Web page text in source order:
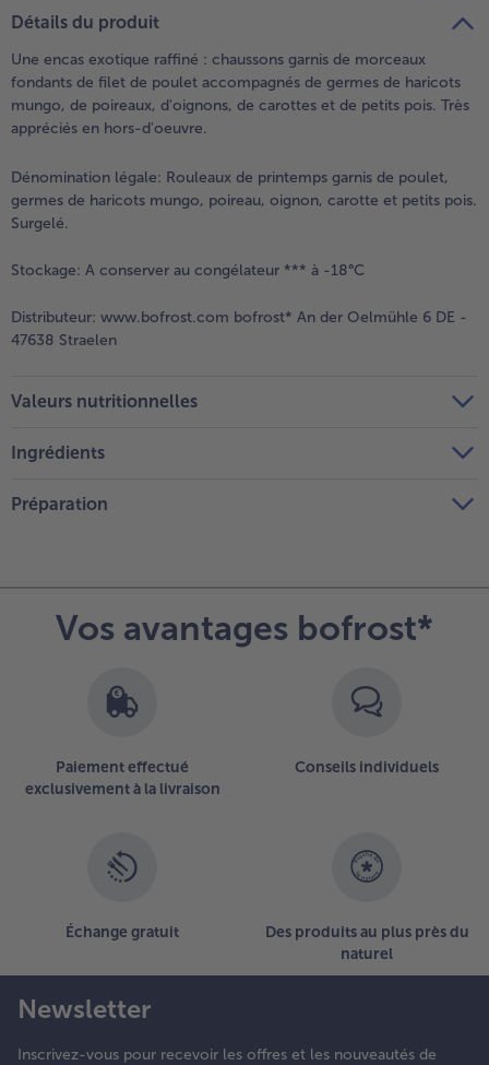
Détails du produit
Une encas exotique raffiné : chaussons garnis de morceaux
fondants de filet de poulet accompagnés de germes de haricots
mungo, de poireaux, d'oignons, de carottes et de petits pois. Très
appréciés en hors-d'oeuvre.
Dénomination légale: Rouleaux de printemps garnis de poulet,
germes de haricots mungo, poireau, oignon, carotte et petits pois.
Surgelé.
Stockage: A conserver au congélateur *** à -18°C
Distributeur: www.bofrost.com bofrost* An der Oelmühle 6 DE -
47638 Straelen
Valeurs nutritionnelles
Ingrédients
Préparation
Vos avantages bofrost*
Paiement effectué
exclusivement à la livraison
Conseils individuels
Échange gratuit
Des produits au plus près du
naturel
Newsletter
Inscrivez-vous pour recevoir les offres et les nouveautés de